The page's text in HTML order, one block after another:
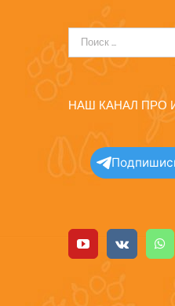
Результат
поиска:
НАШ КАНАЛ ПРО